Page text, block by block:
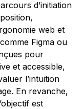
d’initiation
web et
Figma ou
pour
et accessible,
l’intuition
En revanche,
est